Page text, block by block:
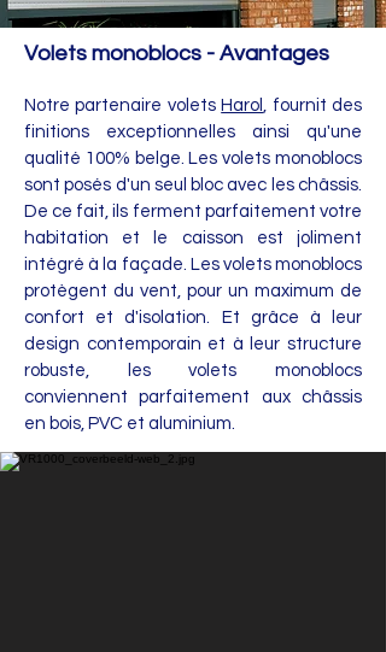
Volets monoblocs - Avantages
Notre partenaire volets Harol, fournit des
finitions exceptionnelles ainsi qu'une
qualité 100% belge. Les volets monoblocs
sont posés d'un seul bloc avec les châssis.
De ce fait, ils ferment parfaitement votre
habitation et le caisson est joliment
intégré à la façade. Les volets monoblocs
protègent du vent, pour un maximum de
confort et d'isolation. Et grâce à leur
design contemporain et à leur structure
robuste, les volets monoblocs
conviennent parfaitement aux châssis
en bois, PVC et aluminium.